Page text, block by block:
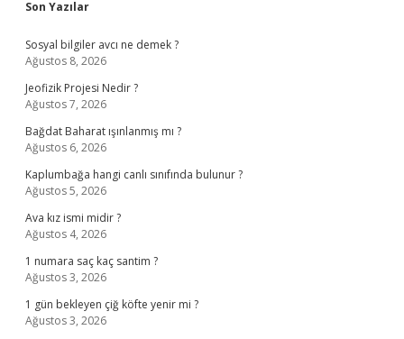
Sidebar
Son Yazılar
Sosyal bilgiler avcı ne demek ?
Ağustos 8, 2026
Jeofizik Projesi Nedir ?
Ağustos 7, 2026
Bağdat Baharat ışınlanmış mı ?
Ağustos 6, 2026
Kaplumbağa hangi canlı sınıfında bulunur ?
Ağustos 5, 2026
Ava kız ismi midir ?
Ağustos 4, 2026
1 numara saç kaç santim ?
Ağustos 3, 2026
1 gün bekleyen çiğ köfte yenir mi ?
Ağustos 3, 2026